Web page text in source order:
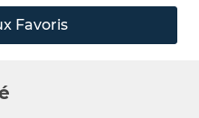
Favoris